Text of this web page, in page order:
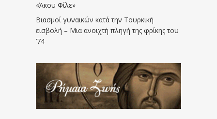
«Άκου Φίλε»
Βιασμοί γυναικών κατά την Τουρκική
εισβολή – Μια ανοιχτή πληγή της φρίκης του
’74